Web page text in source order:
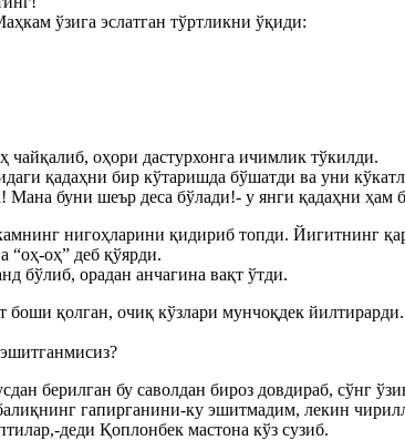
ўзига эслатган тўртликни ўқиди:
чайқалиб, оҳори дастурхонга ичимлик тўкилди.
қадаҳни бир кўтаришда бўшатди ва уни
буни шеър деса бўлади!- у янги қадаҳни ҳам
нигоҳларини қидириб топди. Йигитнинг
“оҳ-оҳ” деб қўярди.
бўлиб, орадан анчагина вақт ўтди.
боши қолган, очиқ кўзлари мунчоқдек
берилган бу саволдан бироз довдираб, сўнг
гапирганини-ку эшитмадим, лекин
деди Қоплонбек мастона кўз сузиб.